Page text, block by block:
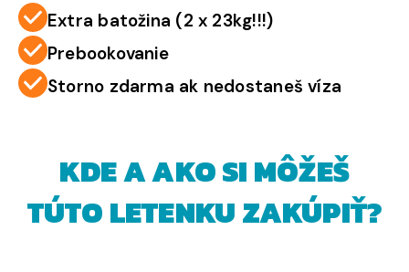
Extra batožina (2 x 23kg!!!)
Prebookovanie
Storno zdarma ak nedostaneš víza
KDE A AKO SI MÔŽEŠ
TÚTO LETENKU ZAKÚPIŤ?